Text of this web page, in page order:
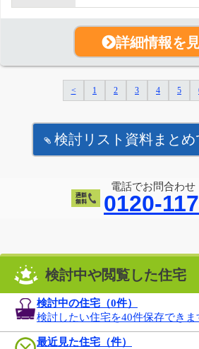
詳細情報を
< 1 2 3 4 5
検討リスト資料まとめ
電話でお問合わせ
0120-
検討中や閲覧した住宅
検討中の住宅（0件）
検討したい住宅を40件保存できま
最近見た住宅（件）